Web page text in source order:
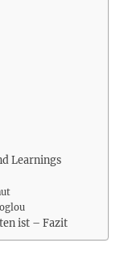
Learnings
ist – Fazit